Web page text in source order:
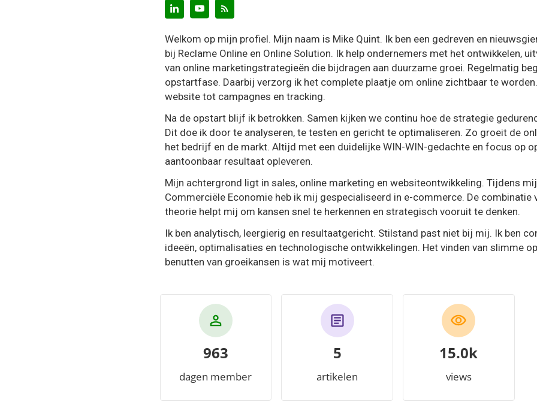
Welkom op mijn profiel. Mijn naam is Mike Quint. Ik ben een gedreven en
bij Reclame Online en Online Solution. Ik help ondernemers met het ontwikkelen,
van online marketingstrategieën die bijdragen aan duurzame groei. Regelmatig
opstartfase. Daarbij verzorg ik het complete plaatje om online zichtbaar te
website tot campagnes en tracking.
Na de opstart blijf ik betrokken. Samen kijken we continu hoe de strategie
Dit doe ik door te analyseren, te testen en gericht te optimaliseren. Zo groeit de
het bedrijf en de markt. Altijd met een duidelijke WIN-WIN-gedachte en focus op
aantoonbaar resultaat opleveren.
Mijn achtergrond ligt in sales, online marketing en websiteontwikkeling. Tijdens
Commerciële Economie heb ik mij gespecialiseerd in e-commerce. De combinatie
theorie helpt mij om kansen snel te herkennen en strategisch vooruit te denken.
Ik ben analytisch, leergierig en resultaatgericht. Stilstand past niet bij mij. Ik ben
ideeën, optimalisaties en technologische ontwikkelingen. Het vinden van slimme
benutten van groeikansen is wat mij motiveert.
963
dagen member
5
artikelen
15.7k
views